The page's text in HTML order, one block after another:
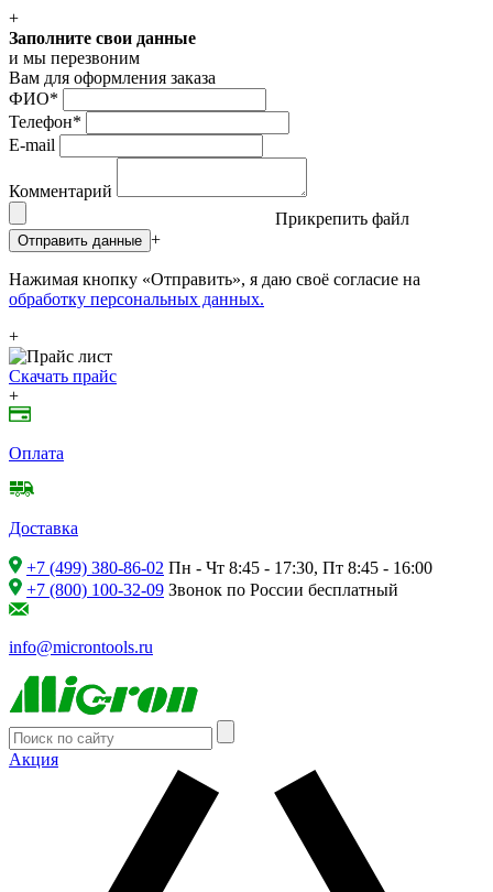
+
Заполните свои данные
и мы перезвоним
Вам для оформления заказа
ФИО*
Телефон*
E-mail
Комментарий
Прикрепить файл
Отправить данные +
Нажимая кнопку «Отправить», я даю своё согласие на
обработку персональных данных.
+
Скачать прайс
+
Оплата
Доставка
+7 (499) 380-86-02 Пн - Чт 8:45 - 17:30, Пт 8:45 - 16:00
+7 (800) 100-32-09 Звонок по России бесплатный
info@microntools.ru
Акция